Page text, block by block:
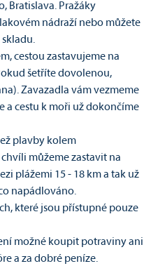
Bratislava. Pražáky
nádraží nebo můžete
cestou zastavujeme na
šetříte dovolenou,
Zavazadla vám vezmeme
a cestu k moři už dokončíme
plavby kolem
můžeme zastavit na
plážemi 15 - 18 km a tak už
napádlováno.
které jsou přístupné pouze
možné koupit potraviny ani
a za dobré peníze.